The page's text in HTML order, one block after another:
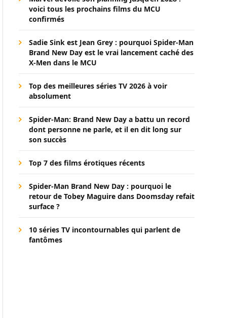
voici tous les prochains films du MCU
confirmés
Sadie Sink est Jean Grey : pourquoi Spider-Man
Brand New Day est le vrai lancement caché des
X-Men dans le MCU
Top des meilleures séries TV 2026 à voir
absolument
Spider-Man: Brand New Day a battu un record
dont personne ne parle, et il en dit long sur
son succès
Top 7 des films érotiques récents
Spider-Man Brand New Day : pourquoi le
retour de Tobey Maguire dans Doomsday refait
surface ?
10 séries TV incontournables qui parlent de
fantômes